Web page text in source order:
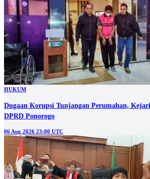
HUKUM
Dugaan Korupsi Tunjangan Perumahan,
DPRD Ponorogo
06 Aug 2026 23:00 UTC